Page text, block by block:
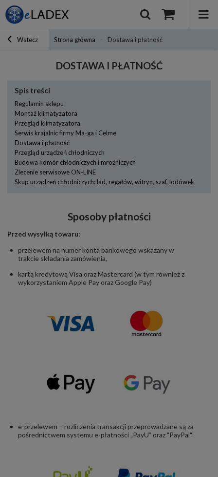
Wstecz Strona główna Dostawa i płatność
DOSTAWA I PŁATNOŚĆ
Spis treści
Regulamin sklepu
Montaż klimatyzatora
Przegląd klimatyzatora
Serwis krajalnic firmy Ma-ga i Celme
Dostawa i płatność
Przegląd urządzeń chłodniczych
Budowa komór chłodniczych i mroźniczych
Zlecenie serwisowe ON-LINE
Skup urządzeń chłodniczych: lad, regałów, witryn, szaf, lodówek
Sposoby płatności
Przed wysyłką towaru:
przelewem na numer konta bankowego wskazany w
trakcie składania zamówienia,
kartą kredytową Visa oraz Mastercard (w tym również z
wykorzystaniem Apple Pay oraz Google Pay)
e-przelewem – rozliczenia transakcji przeprowadzane są za
pośrednictwem systemu e-płatności „PayU” oraz "PayPal".